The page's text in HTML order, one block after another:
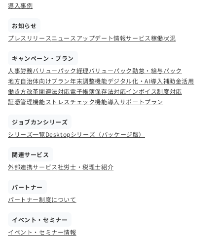
導入事例
お知らせ
プレスリリースニュース アップデート情報サービス稼働状況
キャンペーン・プラン
人事労務バリューパック経理バリューパック勤怠・給与パック
地方自治体向けプラン年末調整機能デジタル化・AI導入補助金活用
働き方改革関連法対応電子帳簿保存法対応インボイス制度対応
証憑管理機能ストレスチェック機能導入サポートプラン
ジョブカンシリーズ
シリーズ一覧Desktopシリーズ（パッケージ版）
関連サービス
外部連携サービス社労士・税理士紹介
パートナー
パートナー制度について
イベント・セミナー
イベント・セミナー情報